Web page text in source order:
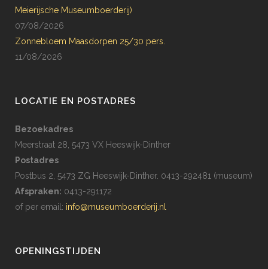
Meierijsche Museumboerderij)
07/08/2026
Zonnebloem Maasdorpen 25/30 pers.
11/08/2026
LOCATIE EN POSTADRES
Bezoekadres
Meerstraat 28, 5473 VX Heeswijk-Dinther
Postadres
Postbus 2, 5473 ZG Heeswijk-Dinther. 0413-292481 (museum)
Afspraken: 0413-291172
of per email: info@museumboerderij.nl
OPENINGSTIJDEN